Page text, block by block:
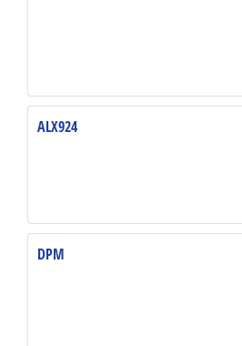
ALX924
DPM